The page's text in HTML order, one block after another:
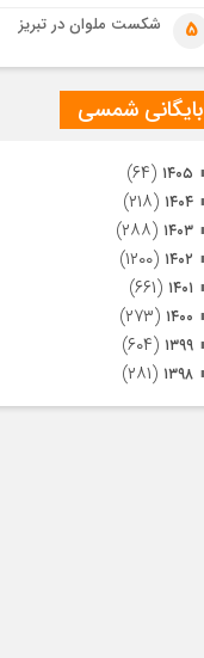
5 شکست ملوان در تبریز
بایگانی شمسی
۱۴۰۵ (۶۴)
۱۴۰۴ (۲۱۸)
۱۴۰۳ (۲۸۸)
۱۴۰۲ (۱۲۰۰)
۱۴۰۱ (۶۶۱)
۱۴۰۰ (۲۷۳)
۱۳۹۹ (۶۰۴)
۱۳۹۸ (۲۸۱)